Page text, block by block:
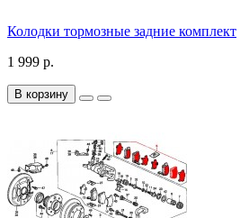
Колодки тормозные задние комплект
1 999 р.
В корзину